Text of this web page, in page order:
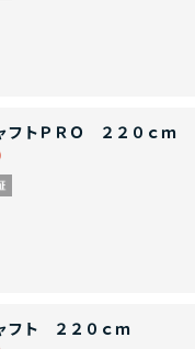
フトＰＲＯ ２２０ｃｍ
フト ２２０ｃｍ